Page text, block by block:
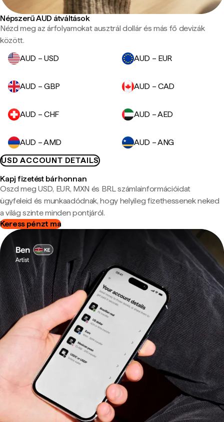
Népszerű AUD átváltások
Nézd meg az árfolyamokat ausztrál dollár és más fő devizák
között.
AUD – USD
AUD – EUR
AUD – GBP AUD – CAD
AUD – CHF AUD – AED
AUD – AMD
AUD – ANG
USD ACCOUNT DETAILS
Kapj fizetést bárhonnan
Oszd meg USD, EUR, MXN és BRL számlainformációidat
ügyfeleid és munkaadódnak, hogy helyileg fizethessenek neked
a világ szinte minden pontjáról.
Keress pénzt ma